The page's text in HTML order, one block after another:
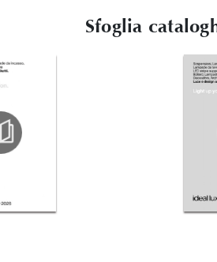
Sfoglia